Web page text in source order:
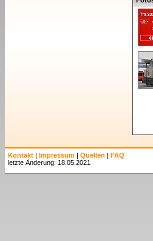
Kontakt | Impressum | Quellen | FAQ
letzte Änderung: 18.05.2021